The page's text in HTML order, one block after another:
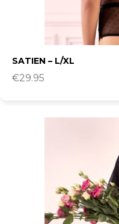
SATIEN – L/XL
€29.95